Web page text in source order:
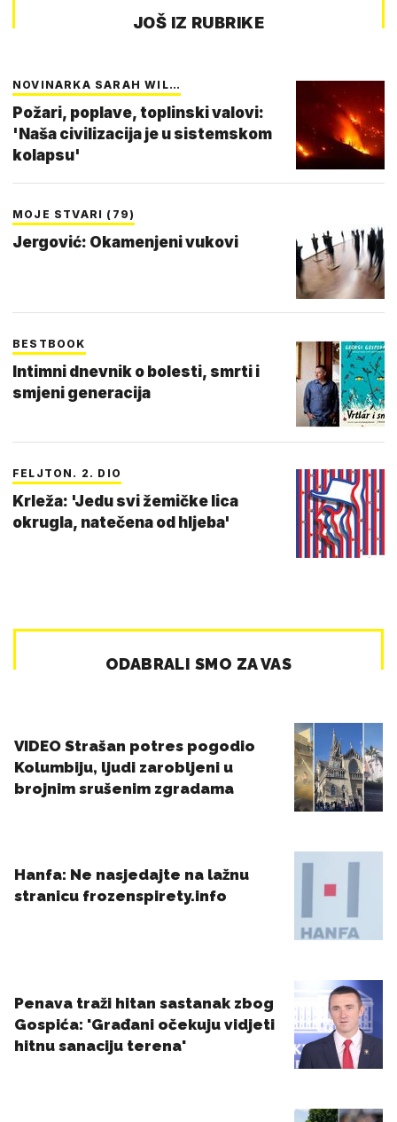
JOŠ IZ RUBRIKE
NOVINARKA SARAH WIL…
Požari, poplave, toplinski valovi:
'Naša civilizacija je u sistemskom
kolapsu'
MOJE STVARI (79)
Jergović: Okamenjeni vukovi
BESTBOOK
Intimni dnevnik o bolesti, smrti i
smjeni generacija
FELJTON. 2. DIO
Krleža: 'Jedu svi žemičke lica
okrugla, natečena od hljeba'